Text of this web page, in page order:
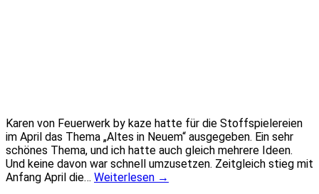
Karen von Feuerwerk by kaze hatte für die Stoffspielereien
im April das Thema „Altes in Neuem“ ausgegeben. Ein sehr
schönes Thema, und ich hatte auch gleich mehrere Ideen.
Und keine davon war schnell umzusetzen. Zeitgleich stieg mit
Anfang April die… Weiterlesen →